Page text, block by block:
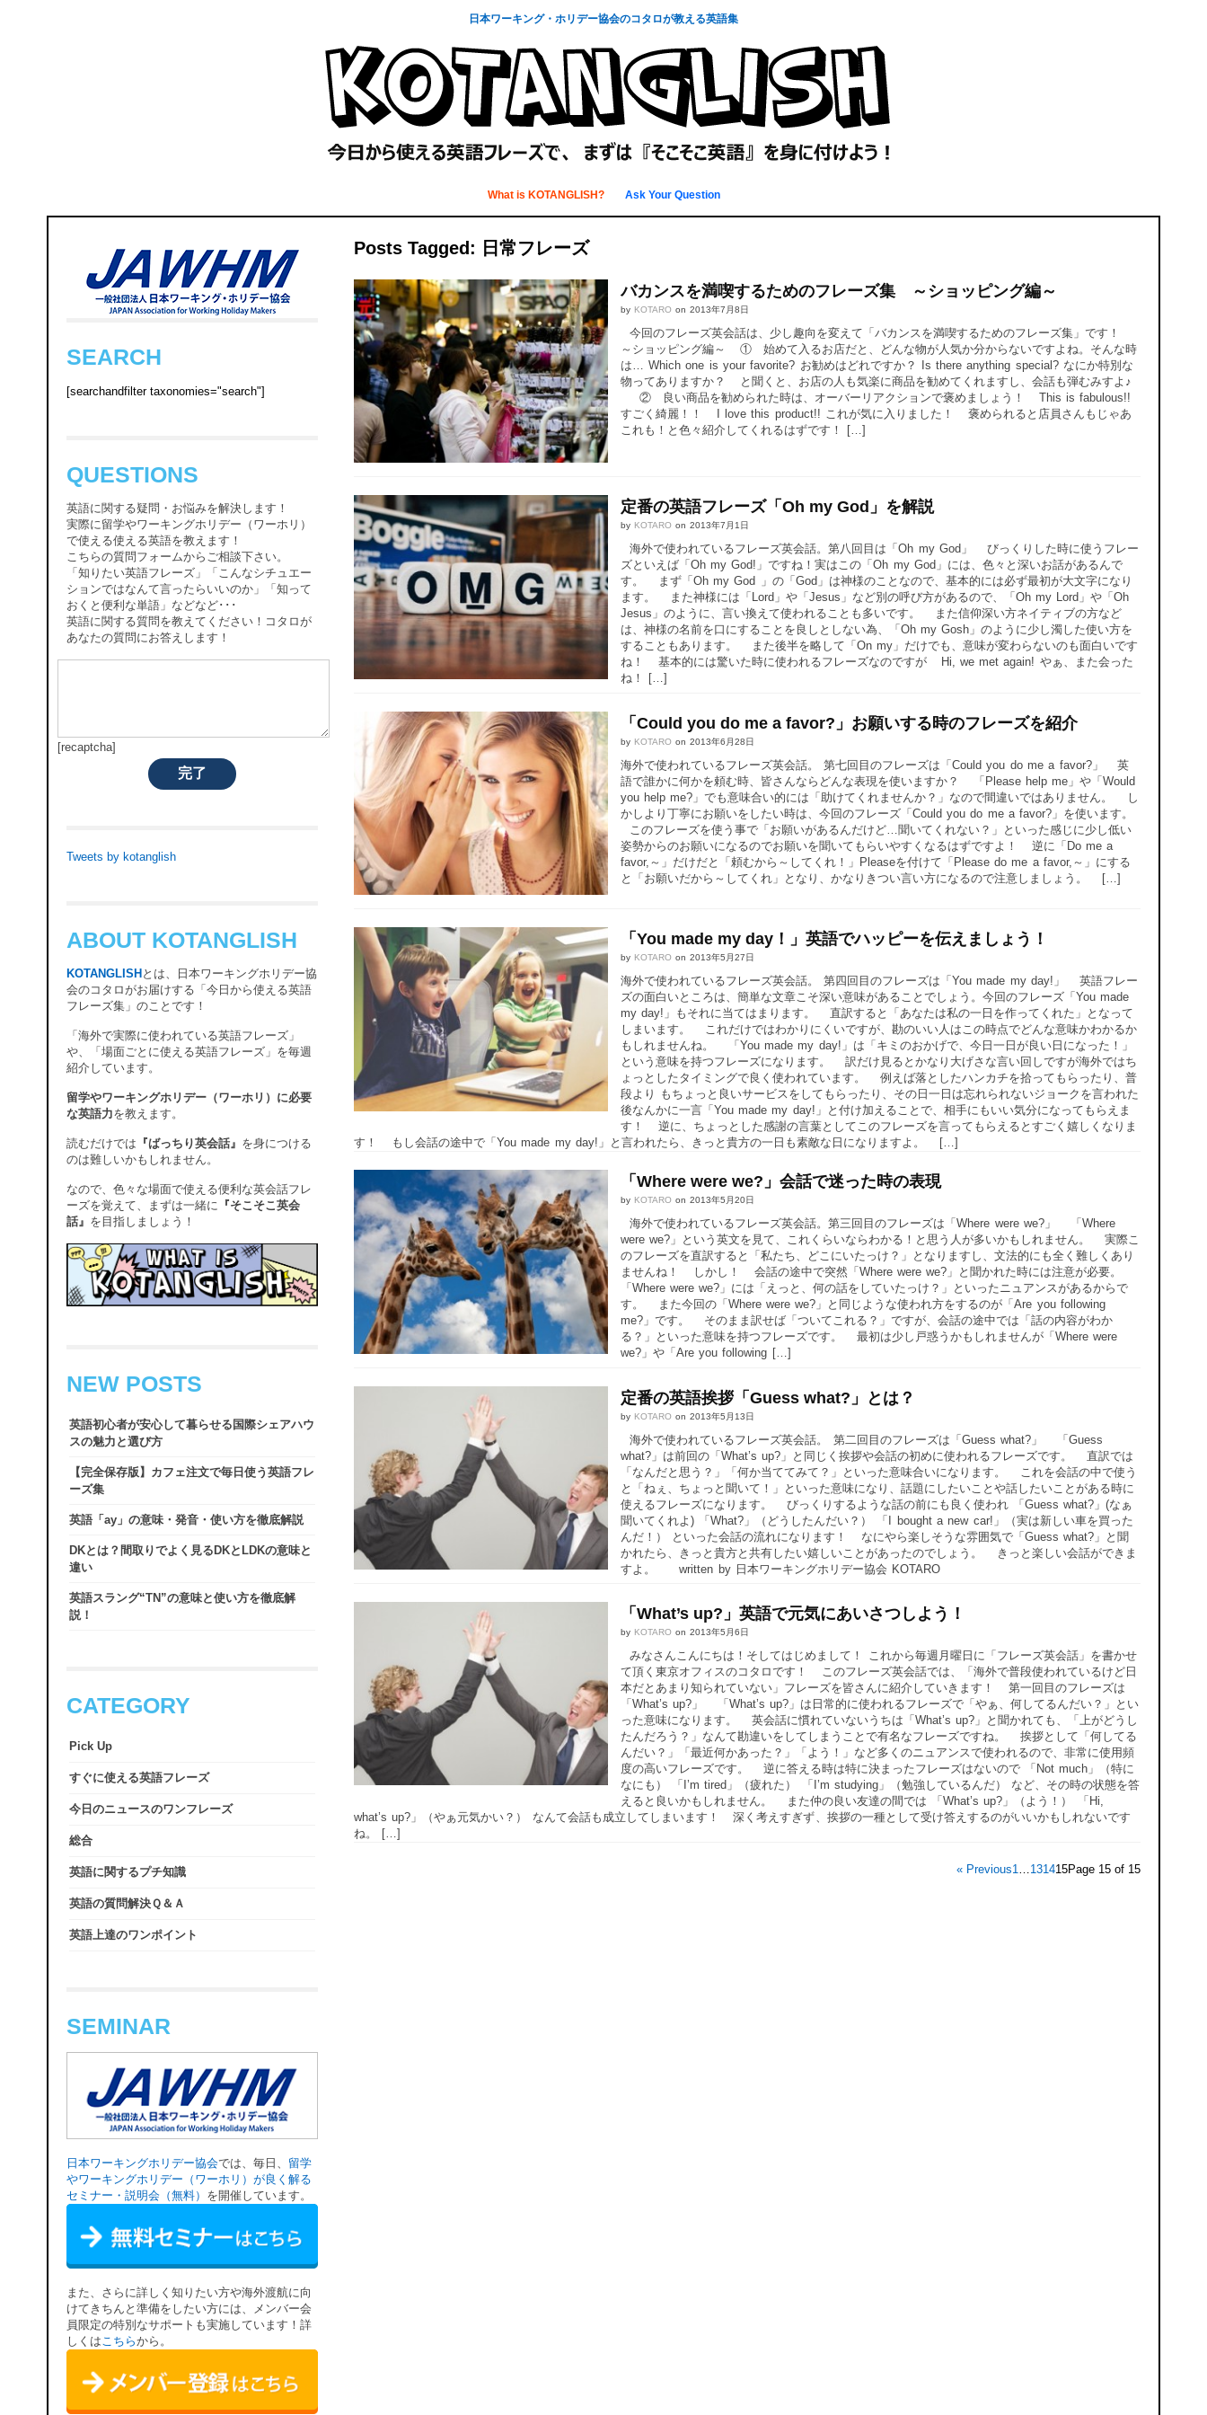
日本ワーキング・ホリデー協会のコタロが教える英語集
What is KOTANGLISH? Ask Your Question
Posts Tagged: 日常フレーズ
バカンスを満喫するためのフレーズ集 ～ショッピング編～
by KOTARO on 2013年7月8日
今回のフレーズ英会話は、少し趣向を変えて「バカンスを満喫するためのフレーズ集」です！
～ショッピング編～ ① 始めて入るお店だと、どんな物が人気か分からないですよね。そんな時
は… Which one is your favorite? お勧めはどれですか？ Is there anything special? なにか特別な
物ってありますか？ と聞くと、お店の人も気楽に商品を勧めてくれますし、会話も弾むみすよ♪
② 良い商品を勧められた時は、オーバーリアクションで褒めましょう！ This is fabulous!!
すごく綺麗！！ I love this product!! これが気に入りました！ 褒められると店員さんもじゃあ
これも！と色々紹介してくれるはずです！ […]
定番の英語フレーズ「Oh my God」を解説
by KOTARO on 2013年7月1日
海外で使われているフレーズ英会話。第八回目は「Oh my God」 びっくりした時に使うフレー
ズといえば「Oh my God!」ですね！実はこの「Oh my God」には、色々と深いお話があるんで
す。 まず「Oh my God 」の「God」は神様のことなので、基本的には必ず最初が大文字になり
ます。 また神様には「Lord」や「Jesus」など別の呼び方があるので、「Oh my Lord」や「Oh
Jesus」のように、言い換えて使われることも多いです。 また信仰深い方ネイティブの方など
は、神様の名前を口にすることを良しとしない為、「Oh my Gosh」のように少し濁した使い方を
することもあります。 また後半を略して「On my」だけでも、意味が変わらないのも面白いです
ね！ 基本的には驚いた時に使われるフレーズなのですが Hi, we met again! やぁ、また会った
ね！ […]
「Could you do me a favor?」お願いする時のフレーズを紹介
by KOTARO on 2013年6月28日
海外で使われているフレーズ英会話。 第七回目のフレーズは「Could you do me a favor?」 英
語で誰かに何かを頼む時、皆さんならどんな表現を使いますか？ 「Please help me」や「Would
you help me?」でも意味合い的には「助けてくれませんか？」なので間違いではありません。 し
かしより丁寧にお願いをしたい時は、今回のフレーズ「Could you do me a favor?」を使います。
このフレーズを使う事で「お願いがあるんだけど…聞いてくれない？」といった感じに少し低い
姿勢からのお願いになるのでお願いを聞いてもらいやすくなるはずですよ！ 逆に「Do me a
favor,～」だけだと「頼むから～してくれ！」Pleaseを付けて「Please do me a favor,～」にする
と「お願いだから～してくれ」となり、かなりきつい言い方になるので注意しましょう。 […]
「You made my day！」英語でハッピーを伝えましょう！
by KOTARO on 2013年5月27日
海外で使われているフレーズ英会話。 第四回目のフレーズは「You made my day!」 英語フレー
ズの面白いところは、簡単な文章こそ深い意味があることでしょう。今回のフレーズ「You made
my day!」もそれに当てはまります。 直訳すると「あなたは私の一日を作ってくれた」となって
しまいます。 これだけではわかりにくいですが、勘のいい人はこの時点でどんな意味かわかるか
もしれませんね。 「You made my day!」は「キミのおかげで、今日一日が良い日になった！」
という意味を持つフレーズになります。 訳だけ見るとかなり大げさな言い回しですが海外ではち
ょっとしたタイミングで良く使われています。 例えば落としたハンカチを拾ってもらったり、普
段より もちょっと良いサービスをしてもらったり、その日一日は忘れられないジョークを言われた
後なんかに一言「You made my day!」と付け加えることで、相手にもいい気分になってもらえま
す！ 逆に、ちょっとした感謝の言葉としてこのフレーズを言ってもらえるとすごく嬉しくなりま
す！ もし会話の途中で「You made my day!」と言われたら、きっと貴方の一日も素敵な日になりますよ。 […]
「Where were we?」会話で迷った時の表現
by KOTARO on 2013年5月20日
海外で使われているフレーズ英会話。第三回目のフレーズは「Where were we?」 「Where
were we?」という英文を見て、これくらいならわかる！と思う人が多いかもしれません。 実際こ
のフレーズを直訳すると「私たち、どこにいたっけ？」となりますし、文法的にも全く難しくあり
ませんね！ しかし！ 会話の途中で突然「Where were we?」と聞かれた時には注意が必要。
「Where were we?」には「えっと、何の話をしていたっけ？」といったニュアンスがあるからで
す。 また今回の「Where were we?」と同じような使われ方をするのが「Are you following
me?」です。 そのまま訳せば「ついてこれる？」ですが、会話の途中では「話の内容がわか
る？」といった意味を持つフレーズです。 最初は少し戸惑うかもしれませんが「Where were
we?」や「Are you following […]
定番の英語挨拶「Guess what?」とは？
by KOTARO on 2013年5月13日
海外で使われているフレーズ英会話。 第二回目のフレーズは「Guess what?」 「Guess
what?」は前回の「What’s up?」と同じく挨拶や会話の初めに使われるフレーズです。 直訳では
「なんだと思う？」「何か当ててみて？」といった意味合いになります。 これを会話の中で使う
と「ねぇ、ちょっと聞いて！」といった意味になり、話題にしたいことや話したいことがある時に
使えるフレーズになります。 びっくりするような話の前にも良く使われ 「Guess what?」(なぁ
聞いてくれよ) 「What?」（どうしたんだい？） 「I bought a new car!」（実は新しい車を買った
んだ！） といった会話の流れになります！ なにやら楽しそうな雰囲気で「Guess what?」と聞
かれたら、きっと貴方と共有したい嬉しいことがあったのでしょう。 きっと楽しい会話ができま
すよ。 written by 日本ワーキングホリデー協会 KOTARO
「What’s up?」英語で元気にあいさつしよう！
by KOTARO on 2013年5月6日
みなさんこんにちは！そしてはじめまして！ これから毎週月曜日に「フレーズ英会話」を書かせ
て頂く東京オフィスのコタロです！ このフレーズ英会話では、「海外で普段使われているけど日
本だとあまり知られていない」フレーズを皆さんに紹介していきます！ 第一回目のフレーズは
「What’s up?」 「What’s up?」は日常的に使われるフレーズで「やぁ、何してるんだい？」とい
った意味になります。 英会話に慣れていないうちは「What’s up?」と聞かれても、「上がどうし
たんだろう？」なんて勘違いをしてしまうことで有名なフレーズですね。 挨拶として「何してる
んだい？」「最近何かあった？」「よう！」など多くのニュアンスで使われるので、非常に使用頻
度の高いフレーズです。 逆に答える時は特に決まったフレーズはないので 「Not much」（特に
なにも） 「I’m tired」（疲れた） 「I’m studying」（勉強しているんだ） など、その時の状態を答
えると良いかもしれません。 また仲の良い友達の間では 「What’s up?」（よう！） 「Hi,
what’s up?」（やぁ元気かい？） なんて会話も成立してしまいます！ 深く考えすぎず、挨拶の一種として受け答えするのがいいかもしれないです
ね。 […]
« Previous1 131415Page 15 of 15
SEARCH
[searchandfilter taxonomies="search"]
QUESTIONS
英語に関する疑問・お悩みを解決します！
実際に留学やワーキングホリデー（ワーホリ）
で使える使える英語を教えます！
こちらの質問フォームからご相談下さい。
「知りたい英語フレーズ」「こんなシチュエー
ションではなんて言ったらいいのか」「知って
おくと便利な単語」などなど･･･
英語に関する質問を教えてください！コタロが
あなたの質問にお答えします！
[recaptcha]
完了
Tweets by kotanglish
ABOUT KOTANGLISH
KOTANGLISH とは、日本ワーキングホリデー協
会のコタロがお届けする「今日から使える英語
フレーズ集」のことです！
「海外で実際に使われている英語フレーズ」
や、「場面ごとに使える英語フレーズ」を毎週
紹介しています。
留学やワーキングホリデー（ワーホリ）に必要
な英語力を教えます。
読むだけでは 『ばっちり英会話』 を身につける
のは難しいかもしれません。
なので、色々な場面で使える便利な英会話フレ
ーズを覚えて、まずは一緒に 『そこそこ英会
話』 を目指しましょう！
NEW POSTS
英語初心者が安心して暮らせる国際シェアハウ
スの魅力と選び方
【完全保存版】カフェ注文で毎日使う英語フレ
ーズ集
英語「ay」の意味・発音・使い方を徹底解説
DKとは？間取りでよく見るDKとLDKの意味と
違い
英語スラング“TN”の意味と使い方を徹底解
説！
CATEGORY
Pick Up
すぐに使える英語フレーズ
今日のニュースのワンフレーズ
総合
英語に関するプチ知識
英語の質問解決Ｑ＆Ａ
英語上達のワンポイント
SEMINAR
日本ワーキングホリデー協会では、毎日、 留学
やワーキングホリデー（ワーホリ）が良く解る
セミナー・説明会（無料） を開催しています。
また、さらに詳しく知りたい方や海外渡航に向
けてきちんと準備をしたい方には、メンバー会
員限定の特別なサポートも実施しています！詳
しくはこちらから。